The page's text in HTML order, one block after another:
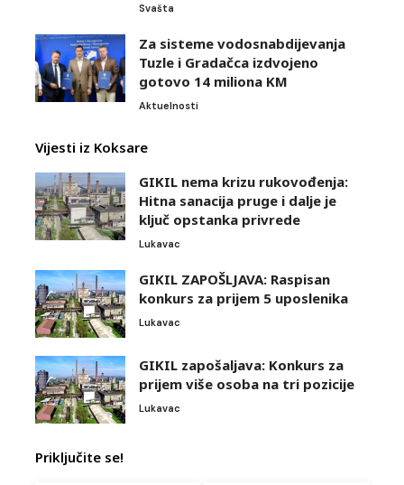
Svašta
Za sisteme vodosnabdijevanja
Tuzle i Gradačca izdvojeno
gotovo 14 miliona KM
Aktuelnosti
Vijesti iz Koksare
GIKIL nema krizu rukovođenja:
Hitna sanacija pruge i dalje je
ključ opstanka privrede
Lukavac
GIKIL ZAPOŠLJAVA: Raspisan
konkurs za prijem 5 uposlenika
Lukavac
GIKIL zapošaljava: Konkurs za
prijem više osoba na tri pozicije
Lukavac
Priključite se!